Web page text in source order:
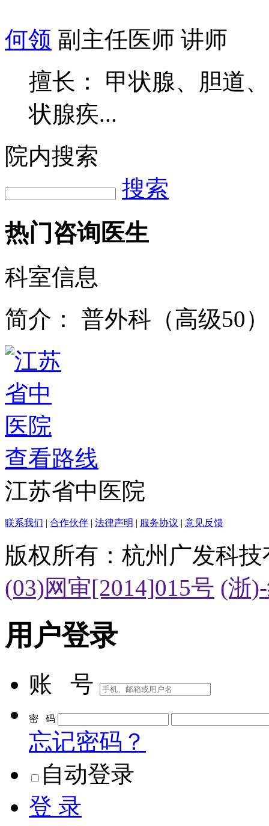
何领 副主任医师 讲师
擅长： 甲状腺、胆道
状腺疾...
院内搜索
搜索
热门咨询医生
科室信息
简介：
普外科（高级50）
查看路线
江苏省中医院
联系我们 | 合作伙伴 | 法律声明 | 服务协议 | 意见反馈
版权所有：杭州广发科
(03)网审[2014]015号 (浙
用户登录
账 号
密 码
忘记密码？
自动登录
登 录